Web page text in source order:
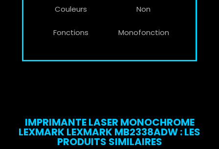
Couleurs Non
Fonctions Monofonction
IMPRIMANTE LASER MONOCHROME
LEXMARK LEXMARK MB2338ADW : LES
PRODUITS SIMILAIRES